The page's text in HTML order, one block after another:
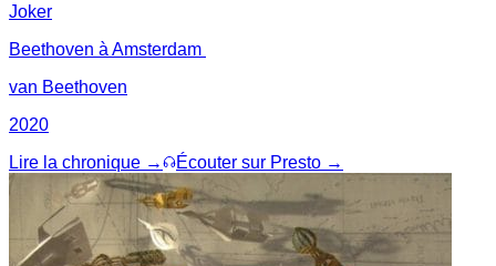
Joker
Beethoven à Amsterdam
van Beethoven
2020
Lire la chronique →
Écouter sur Presto →